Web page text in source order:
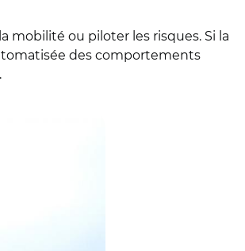
mobilité ou piloter les risques. Si la
des comportements